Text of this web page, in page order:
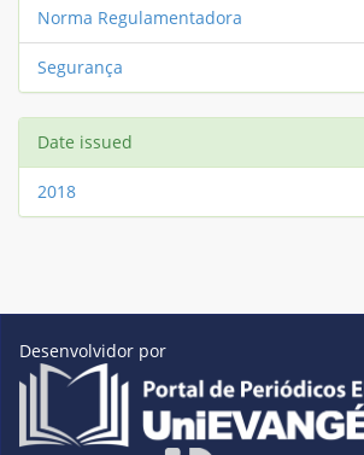
Norma Regulamentadora
Segurança
Date issued
2018
Desenvolvidor por